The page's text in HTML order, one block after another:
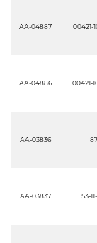
АА-04887 00421-
АА-04886 00421-
АА-03836
АА-03837 53-